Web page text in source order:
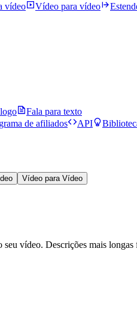
vídeo Vídeo para vídeo
Fala para texto
de afiliados API
Vídeo para Vídeo
seu vídeo. Descrições mais